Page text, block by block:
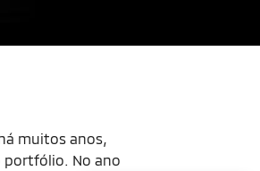
muitos anos,
portfólio. No ano